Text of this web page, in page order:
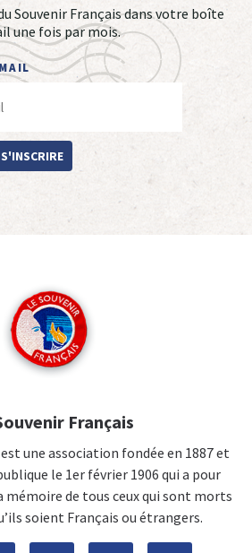
Souvenir Français dans votre boîte
une fois par mois.
S'INSCRIRE
Français
une association fondée en 1887 et
le 1er février 1906 qui a pour
de tous ceux qui sont morts
soient Français ou étrangers.